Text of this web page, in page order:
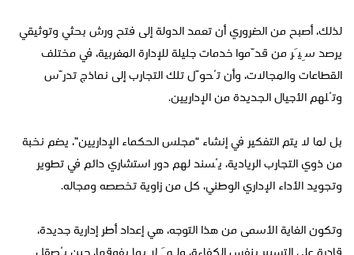
لذلك، أصبح من الضروري أن تعمد الدولة إلى فتح ورش بحثي وتوثيقي
يرصد سِيَر من قدّموا خدمات جليلة للإدارة المغربية، في مختلف
القطاعات والمجالات، وأن تُحوّل تلك التجارب إلى نماذج تدرّس
وتُلهم الأجيال الجديدة من الإداريين.
بل لما لا يتم التفكير في إنشاء “مجلس الحكماء الإداريين”، يضم نخبة
من ذوي التجارب الريادية، يُسند لهم دور استشاري دائم في تطوير
وتجويد الأداء الإداري الوطني، كل من زاوية تخصصه ومجاله.
وتكون الغاية الأسمى من هذا التوجه، هي إعداد أطر إدارية جديدة،